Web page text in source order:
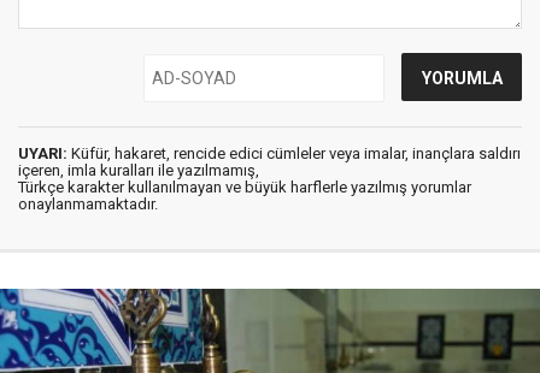
UYARI: Küfür, hakaret, rencide edici cümleler veya imalar, inançlara saldırı
içeren, imla kuralları ile yazılmamış,
Türkçe karakter kullanılmayan ve büyük harflerle yazılmış yorumlar
onaylanmamaktadır.